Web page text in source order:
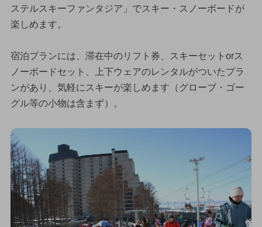
ステルスキーファンタジア」でスキー・スノーボードが
楽しめます。
宿泊プランには、滞在中のリフト券、スキーセットorス
ノーボードセット、上下ウェアのレンタルがついたプラ
ンがあり、気軽にスキーが楽しめます（グローブ・ゴー
グル等の小物は含まず）。